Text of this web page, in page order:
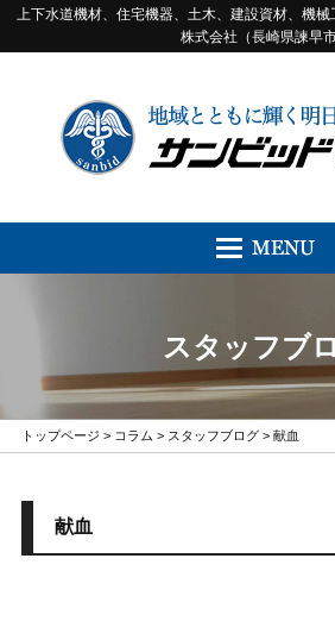
上下水道機材、住宅機器、土木、建設資材、機
株式会社（長崎県諫早市
スタッフブ
トップページ > コラム > スタッフブログ> 献血
献血